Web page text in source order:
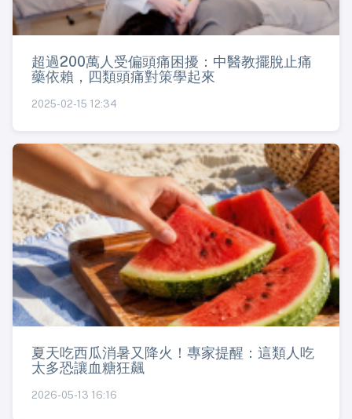
超過200萬人受偏頭痛困擾：中醫教擺脫止痛
藥依賴，四類頭痛對策學起來
2025-02-15 12:34
夏天吃西瓜消暑又降火！專家提醒：這類人吃
太多恐讓血糖狂飆
2026-05-13 16:16